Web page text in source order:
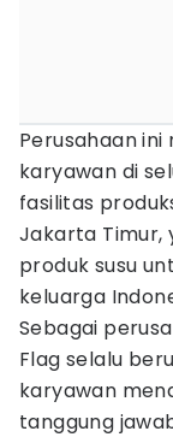
Perusahaan
karyawan di
fasilitas
Jakarta Timur,
produk susu
keluarga
Sebagai
Flag selalu
karyawan
tanggung